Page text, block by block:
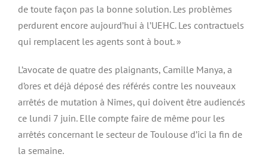
de toute façon pas la bonne solution. Les problèmes
perdurent encore aujourd’hui à l’UEHC. Les contractuels
qui remplacent les agents sont à bout. »
L’avocate de quatre des plaignants, Camille Manya, a
d’ores et déjà déposé des référés contre les nouveaux
arrêtés de mutation à Nîmes, qui doivent être audiencés
ce lundi 7 juin. Elle compte faire de même pour les
arrêtés concernant le secteur de Toulouse d’ici la fin de
la semaine.